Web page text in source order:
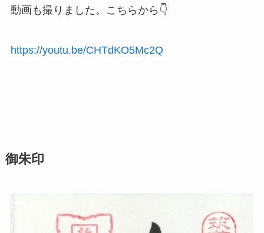
動画も撮りました。こちらから👇
https://youtu.be/CHTdKO5Mc2Q
御朱印